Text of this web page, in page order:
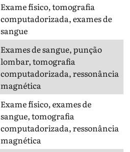
Exame físico, tomografia
computadorizada, exames de
sangue
Exames de sangue, punção
lombar, tomografia
computadorizada, ressonância
magnética
Exame físico, exames de
sangue, tomografia
computadorizada, ressonância
magnética